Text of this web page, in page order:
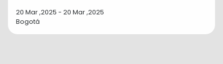
20 Mar ,2025 - 20 Mar ,2025
Bogotá